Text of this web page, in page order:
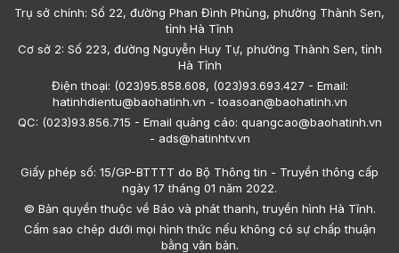
Trụ sở chính: Số 22, đường Phan Đình Phùng, phường Thành Sen,
tỉnh Hà Tĩnh
Cơ sở 2: Số 223, đường Nguyễn Huy Tự, phường Thành Sen, tỉnh
Hà Tĩnh
Điện thoại: (023)95.858.608, (023)93.693.427 - Email:
hatinhdientu@baohatinh.vn - toasoan@baohatinh.vn
QC: (023)93.856.715 - Email quảng cáo: quangcao@baohatinh.vn
- ads@hatinhtv.vn
Giấy phép số: 15/GP-BTTTT do Bộ Thông tin - Truyền thông cấp
ngày 17 tháng 01 năm 2022.
© Bản quyền thuộc về Báo và phát thanh, truyền hình Hà Tĩnh.
Cấm sao chép dưới mọi hình thức nếu không có sự chấp thuận
bằng văn bản.